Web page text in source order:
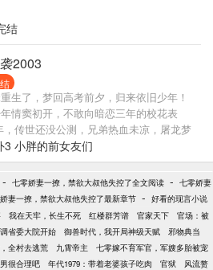
结
2003
生了，梦回高考前夕，归来依旧少年！
情窦初开，不敢向暗恋三年的校花表
，传世还没公测，兄弟热血未凉，屠龙梦
一年，遍地黄金遍地机遇，站在风口浪
上天！ 喝最烈的酒，泡最美的妞，溜最
狠的人，装最
3 小胖的前女友们
- 七零娇妻一撩，禁欲大叔他失控了全文阅读 - 七零娇妻
妻一撩，禁欲大叔他失控了最新章节 - 好看的现言小说
我在天牢，长生不死 红楼群芳谱 官家天下
官场：被
省委大院开始 御兽时代，我开局神级天赋
邪物典当
全村去逃荒 九霄帝主
七零嫁不育军官，军嫂多胎被宠
很合理吧 年代1979：带着老婆孩子吃肉 官狱
风流赘